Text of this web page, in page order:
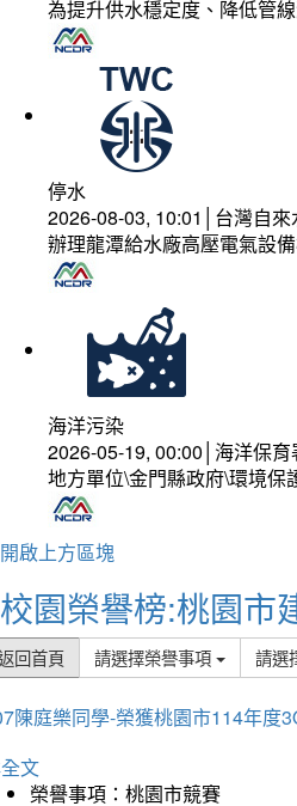
為提升供水穩定度、降低管
停水
2026-08-03, 10:01│台灣自來
辦理龍潭給水廠高壓電氣設
海洋污染
2026-05-19, 00:00│海洋保育
地方單位\金門縣政府\環境保
開啟上方區塊
校園榮譽榜:桃園市
回首頁 請選擇榮譽事項 請選
陳庭樂同學-榮獲桃園市114年度
文
榮譽事項：桃園市競賽